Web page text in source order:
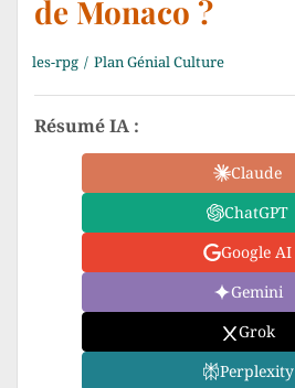
de Monaco ?
les-rpg Plan Génial Culture
Résumé IA :
Claude
ChatGPT
Google AI
Gemini
Grok
Perplexity